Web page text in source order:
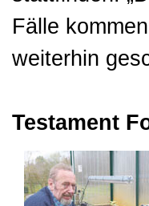
Fälle
weiterhin
Testament